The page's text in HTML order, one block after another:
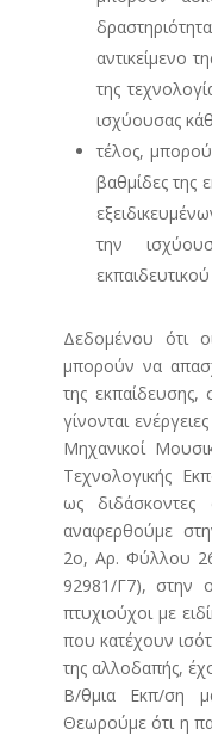
αντικείμενο
της
ισχύουσας
τέλος,
βαθμίδες της
την
Δεδομένου ότι
μπορούν να
της
γίνονται
Μηχανικοί
Τεχνολογικής
ως
αναφερθούμε
2ο, Αρ. Φύλλου
92981/Γ7), στην
πτυχιούχοι με
που κατέχουν
της αλλοδαπής,
Β/θμια Εκπ/ση
Θεωρούμε ότι η